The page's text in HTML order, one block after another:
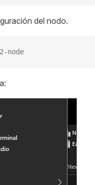
del nodo.
node